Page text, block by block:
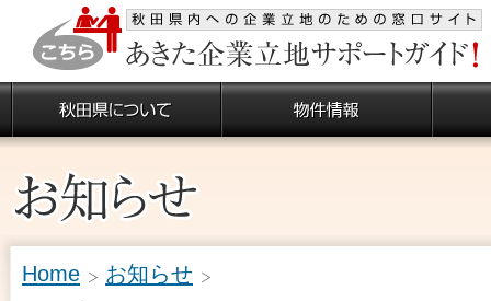
Home お知らせ